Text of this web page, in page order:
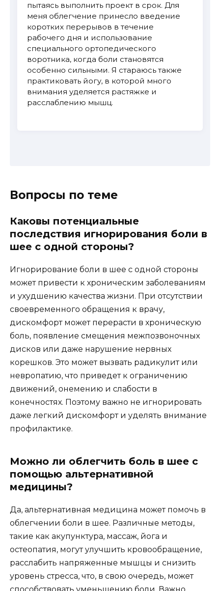
пытаясь выполнить проект в срок. Для
меня облегчение принесло введение
коротких перерывов в течение
рабочего дня и использование
специального ортопедического
воротника, когда боли становятся
особенно сильными. Я стараюсь также
практиковать йогу, в которой много
внимания уделяется растяжке и
расслаблению мышц.
Вопросы по теме
Каковы потенциальные
последствия игнорирования боли в
шее с одной стороны?
Игнорирование боли в шее с одной стороны
может привести к хроническим заболеваниям
и ухудшению качества жизни. При отсутствии
своевременного обращения к врачу,
дискомфорт может перерасти в хроническую
боль, появление смещения межпозвоночных
дисков или даже нарушение нервных
корешков. Это может вызвать радикулит или
невропатию, что приведет к ограничению
движений, онемению и слабости в
конечностях. Поэтому важно не игнорировать
даже легкий дискомфорт и уделять внимание
профилактике.
Можно ли облегчить боль в шее с
помощью альтернативной
медицины?
Да, альтернативная медицина может помочь в
облегчении боли в шее. Различные методы,
такие как акупунктура, массаж, йога и
остеопатия, могут улучшить кровообращение,
расслабить напряженные мышцы и снизить
уровень стресса, что, в свою очередь, может